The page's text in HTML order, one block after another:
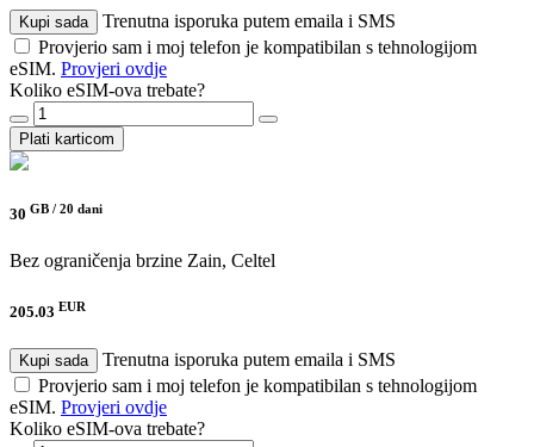
Kupi sada
Trenutna isporuka putem emaila i SMS
Provjerio sam i moj telefon je kompatibilan s tehnologijom
eSIM. Provjeri ovdje
Koliko eSIM-ova trebate?
Plati karticom
30 GB / 20 dani
Bez ograničenja brzine Zain, Celtel
205.03 EUR
Kupi sada
Trenutna isporuka putem emaila i SMS
Provjerio sam i moj telefon je kompatibilan s tehnologijom
eSIM. Provjeri ovdje
Koliko eSIM-ova trebate?